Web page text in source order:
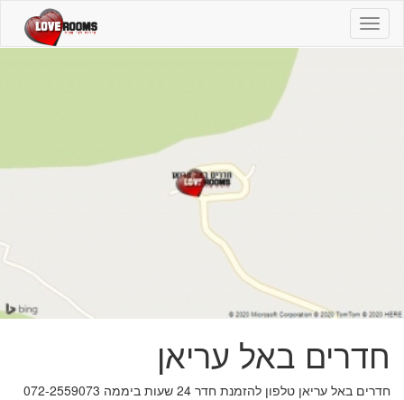
חדרים
באל
חדרים באל עריאן
חדרים באל עריאן טלפון להזמנת חדר 24 שעות ביממה 072-2559073